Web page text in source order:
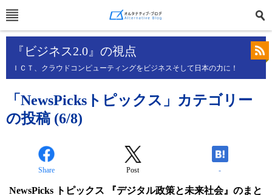
『ビジネス2.0』の視点
ＩＣＴ、クラウドコンピューティングをビジネスそして日本の力に！
「NewsPicksトピックス」カテゴリー
の投稿 (6/8)
Share Post -
NewsPicks トピックス 『デジタル政策と未来社会』のまと